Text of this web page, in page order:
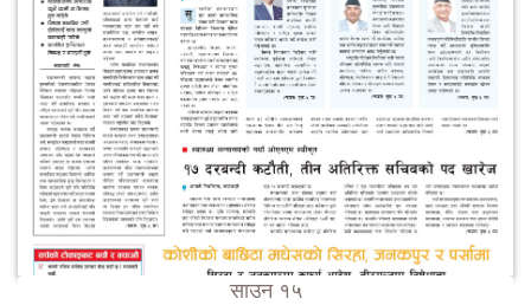
साउन १५